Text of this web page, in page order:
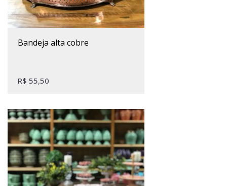
bandeja alta cobre
R$ 55,50